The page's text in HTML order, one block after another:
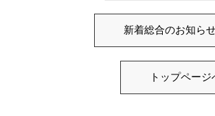
新着総合のお知ら
トップページ